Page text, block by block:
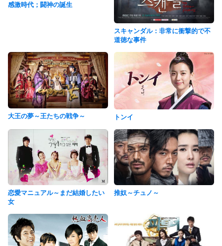
感激時代；闘神の誕生
スキャンダル：非常に衝撃的で不
道徳な事件
大王の夢～王たちの戦争～ トンイ
恋愛マニュアル～まだ結婚したい
女
推奴～チュノ～